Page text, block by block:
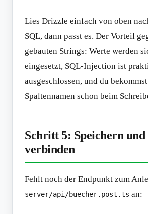
Lies Drizzle einfach von oben
SQL, dann passt es. Der Vorteil
gebauten Strings: Werte werden
eingesetzt, SQL-Injection ist
ausgeschlossen, und du
Spaltennamen schon beim
Schritt 5: Speichern und
verbinden
Fehlt noch der Endpunkt zum
server/api/buecher.post.ts an: